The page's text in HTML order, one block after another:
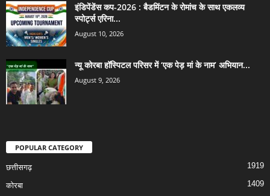
इंडिपेंडेंस कप-2026 : बैडमिंटन के रोमांच के साथ एकलव्य
स्पोर्ट्स एरिना...
August 10, 2026
न्यू कोरबा हॉस्पिटल परिसर में ‘एक पेड़ मां के नाम’ अभियान...
August 9, 2026
POPULAR CATEGORY
छत्तीसगढ़ 1919
कोरबा 1409